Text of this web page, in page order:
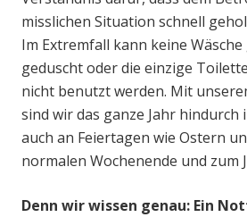
misslichen Situation schnell
Im Extremfall kann keine
geduscht oder die einzige
nicht benutzt werden. Mit
sind wir das ganze Jahr hindurch
auch an Feiertagen wie Ostern
normalen Wochenende und zum
Denn wir wissen genau: Ein